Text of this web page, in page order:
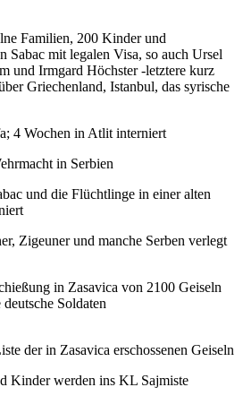
Familien, 200 Kinder und
Sabac mit legalen Visa, so auch Ursel
und Irmgard Höchster -letztere kurz
Griechenland, Istanbul, das syrische
4 Wochen in Atlit interniert
in Serbien
und die Flüchtlinge in einer alten
Zigeuner und manche Serben verlegt
in Zasavica von 2100 Geiseln
Soldaten
der in Zasavica erschossenen Geiseln
Kinder werden ins KL Sajmiste